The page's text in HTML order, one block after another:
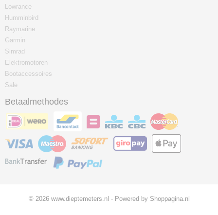
Lowrance
Humminbird
Raymarine
Garmin
Simrad
Elektromotoren
Bootaccessoires
Sale
Betaalmethodes
© 2026 www.dieptemeters.nl - Powered by Shoppagina.nl